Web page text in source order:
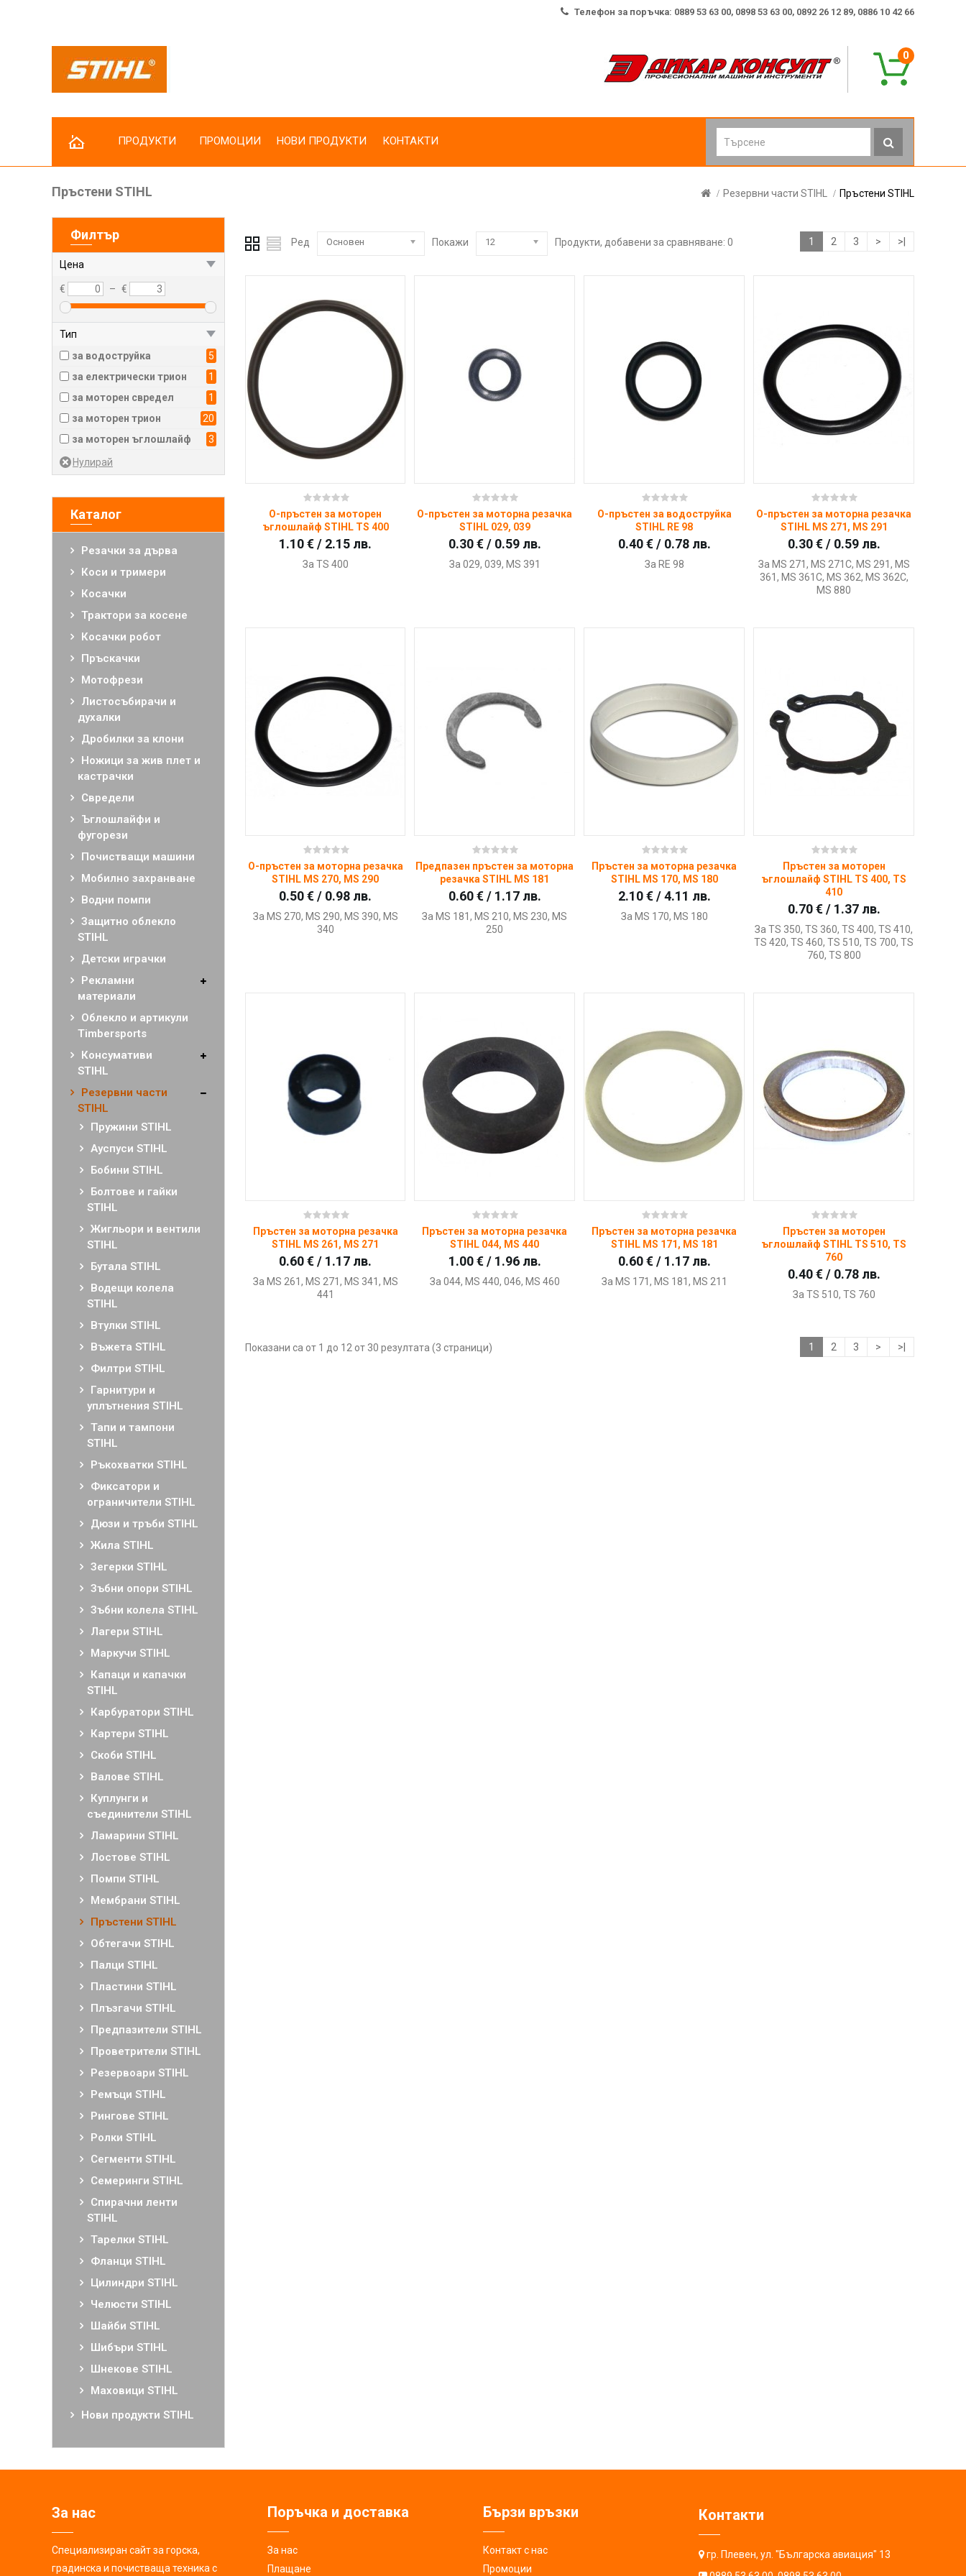
Телефон за поръчка: 0889 53 63 00, 0898 53 63 00, 0892 26 12 89, 0886 10 42 66
0
ПРОДУКТИ
Резачки за дърва
Трактори за косене
Пръскачки
Мотофрези
Дробилки за клони
Ножици за жив плет и кастрачки
Свредели
Ъглошлайфи и фугорези
Почистващи машини
Детски играчки
Рекламни материали
Облекло и артикули
Timbersports
Консумативи STIHL
Резервни части STIHL
Нови продукти STIHL
ПРОМОЦИИ НОВИ ПРОДУКТИ КОНТАКТИ
Пръстени STIHL Резервни части STIHL Пръстени STIHL
Филтър
Цена
€ – €
Тип
за водоструйка
5
за електрически трион
1
за моторен свредел
1
за моторен трион
20
за моторен ъглошлайф
3
Каталог
Резачки за дърва
Коси и тримери
Косачки
Трактори за косене
Косачки робот
Пръскачки
Мотофрези
Листосъбирачи и
духалки
Дробилки за клони
Ножици за жив плет и
кастрачки
Свредели
Ъглошлайфи и
фугорези
Почистващи машини
Мобилно захранване
Водни помпи
Защитно облекло
STIHL
Детски играчки
Рекламни
материали
Облекло и артикули
Timbersports
Консумативи
STIHL
Резервни части
STIHL
Пружини STIHL
Ауспуси STIHL
Бобини STIHL
Болтове и гайки
STIHL
Жигльори и вентили
STIHL
Бутала STIHL
Водещи колела
STIHL
Втулки STIHL
Въжета STIHL
Филтри STIHL
Гарнитури и
уплътнения STIHL
Тапи и тампони
STIHL
Ръкохватки STIHL
Фиксатори и
ограничители STIHL
Дюзи и тръби STIHL
Жила STIHL
Зегерки STIHL
Зъбни опори STIHL
Зъбни колела STIHL
Лагери STIHL
Маркучи STIHL
Капаци и капачки
STIHL
Карбуратори STIHL
Картери STIHL
Скоби STIHL
Валове STIHL
Куплунги и
съединители STIHL
Ламарини STIHL
Лостове STIHL
Помпи STIHL
Мембрани STIHL
Пръстени STIHL
Обтегачи STIHL
Палци STIHL
Пластини STIHL
Плъзгачи STIHL
Предпазители STIHL
Проветрители STIHL
Резервоари STIHL
Ремъци STIHL
Рингове STIHL
Ролки STIHL
Сегменти STIHL
Семеринги STIHL
Спирачни ленти
STIHL
Тарелки STIHL
Фланци STIHL
Цилиндри STIHL
Челюсти STIHL
Шайби STIHL
Шибъри STIHL
Шнекове STIHL
Маховици STIHL
Нови продукти STIHL
Ред Основен Покажи 12 Продукти, добавени за сравняване: 0 1 2 3 > >|
Купи
О-пръстен за моторен
ъглошлайф STIHL TS 400
1.10 € / 2.15 лв.
За TS 400
Купи
О-пръстен за моторна резачка
STIHL 029, 039
0.30 € / 0.59 лв.
За 029, 039, MS 391
Купи
О-пръстен за водоструйка
STIHL RE 98
0.40 € / 0.78 лв.
За RE 98
Купи
О-пръстен за моторна резачка
STIHL MS 271, MS 291
0.30 € / 0.59 лв.
За MS 271, MS 271C, MS 291, MS
361, MS 361C, MS 362, MS 362C,
MS 880
Купи
О-пръстен за моторна резачка
STIHL MS 270, MS 290
0.50 € / 0.98 лв.
За MS 270, MS 290, MS 390, MS
340
Купи
Предпазен пръстен за моторна
резачка STIHL MS 181
0.60 € / 1.17 лв.
За MS 181, MS 210, MS 230, MS
250
Купи
Пръстен за моторна резачка
STIHL MS 170, MS 180
2.10 € / 4.11 лв.
За MS 170, MS 180
Купи
Пръстен за моторен
ъглошлайф STIHL TS 400, TS
410
0.70 € / 1.37 лв.
За TS 350, TS 360, TS 400, TS 410,
TS 420, TS 460, TS 510, TS 700, TS
760, TS 800
Купи
Пръстен за моторна резачка
STIHL MS 261, MS 271
0.60 € / 1.17 лв.
За MS 261, MS 271, MS 341, MS
441
Купи
Пръстен за моторна резачка
STIHL 044, MS 440
1.00 € / 1.96 лв.
За 044, MS 440, 046, MS 460
Купи
Пръстен за моторна резачка
STIHL MS 171, MS 181
0.60 € / 1.17 лв.
За MS 171, MS 181, MS 211
Купи
Пръстен за моторен
ъглошлайф STIHL TS 510, TS
760
0.40 € / 0.78 лв.
За TS 510, TS 760
1 2 3 > >|
Показани са от 1 до 12 от 30 резултата (3 страници)
За нас
Специализиран сайт за горска,
градинска и почистваща техника с
Поръчка и доставка
За нас
Плащане
Бързи връзки
Контакт с нас
Промоции
Контакти
гр. Плевен, ул. "Българска авиация" 13